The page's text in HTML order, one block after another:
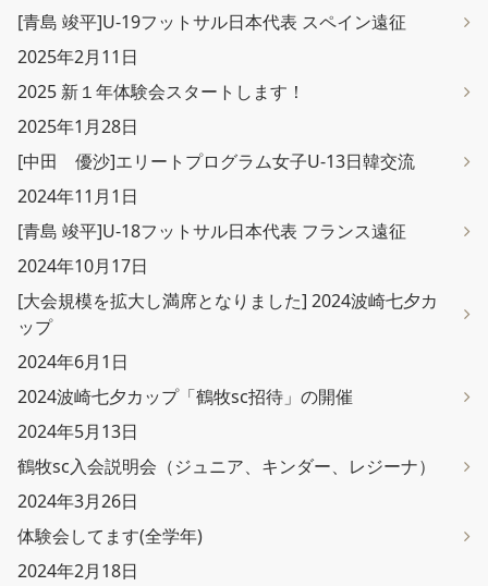
[青島 竣平]U-19フットサル日本代表 スペイン遠征
2025年2月11日
2025 新１年体験会スタートします！
2025年1月28日
[中田 優沙]エリートプログラム女子U-13日韓交流
2024年11月1日
[青島 竣平]U-18フットサル日本代表 フランス遠征
2024年10月17日
[大会規模を拡大し満席となりました] 2024波崎七夕カ
ップ
2024年6月1日
2024波崎七夕カップ「鶴牧sc招待」の開催
2024年5月13日
鶴牧sc入会説明会（ジュニア、キンダー、レジーナ）
2024年3月26日
体験会してます(全学年)
2024年2月18日